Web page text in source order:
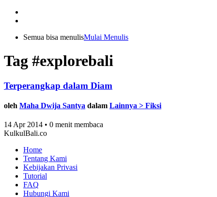
Semua bisa menulisMulai Menulis
Tag #explorebali
Terperangkap dalam Diam
oleh Maha Dwija Santya dalam Lainnya > Fiksi
14 Apr 2014 • 0 menit membaca
KulkulBali.co
Home
Tentang Kami
Kebijakan Privasi
Tutorial
FAQ
Hubungi Kami